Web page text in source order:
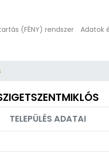
(FÉNY) rendszer Adatok
TELEPÜLÉS ADATAI